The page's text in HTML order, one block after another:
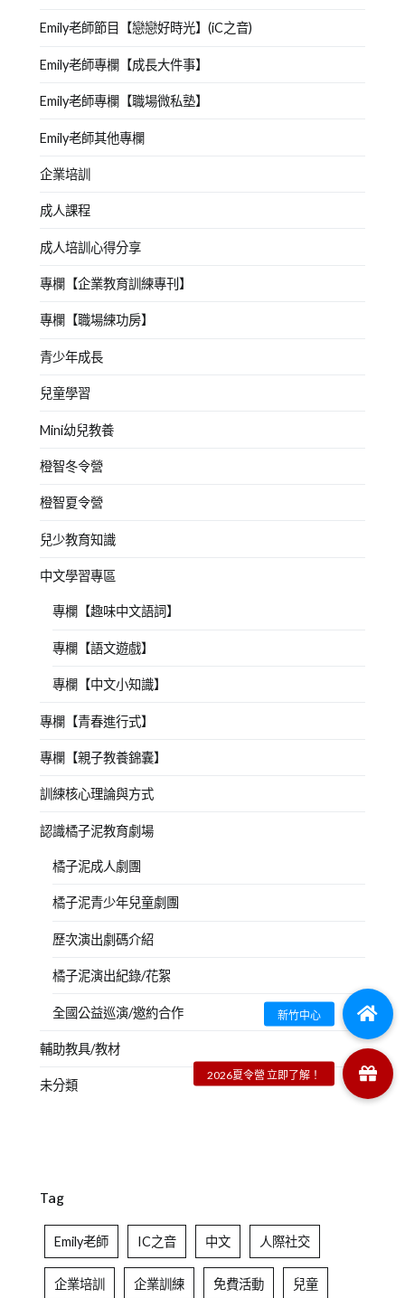
Emily老師節目【戀戀好時光】(iC之音)
Emily老師專欄【成長大件事】
Emily老師專欄【職場微私塾】
Emily老師其他專欄
企業培訓
成人課程
成人培訓心得分享
專欄【企業教育訓練專刊】
專欄【職場練功房】
青少年成長
兒童學習
Mini幼兒教養
橙智冬令營
橙智夏令營
兒少教育知識
中文學習專區
專欄【趣味中文語詞】
專欄【語文遊戲】
專欄【中文小知識】
專欄【青春進行式】
專欄【親子教養錦囊】
訓練核心理論與方式
認識橘子泥教育劇場
橘子泥成人劇團
橘子泥青少年兒童劇團
歷次演出劇碼介紹
橘子泥演出紀錄/花絮
全國公益巡演/邀約合作
輔助教具/教材
未分類
Tag
Emily老師 IC之音 中文 人際社交
企業培訓 企業訓練 免費活動 兒童